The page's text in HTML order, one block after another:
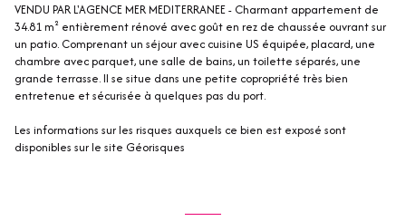
VENDU PAR L'AGENCE MER MEDITERRANEE - Charmant appartement de
34.81 m² entièrement rénové avec goût en rez de chaussée ouvrant sur
un patio. Comprenant un séjour avec cuisine US équipée, placard, une
chambre avec parquet, une salle de bains, un toilette séparés, une
grande terrasse. Il se situe dans une petite copropriété très bien
entretenue et sécurisée à quelques pas du port.
Les informations sur les risques auxquels ce bien est exposé sont
disponibles sur le site Géorisques